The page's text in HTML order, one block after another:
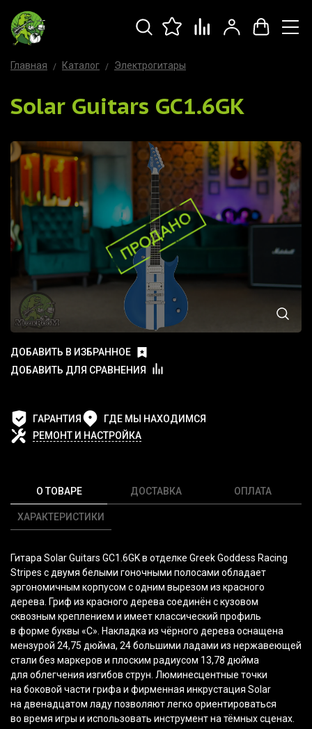
Главная Каталог Электрогитары
Solar Guitars GC1.6GK
ДОБАВИТЬ В ИЗБРАННОЕ
ДОБАВИТЬ ДЛЯ СРАВНЕНИЯ
ГАРАНТИЯ
ГДЕ МЫ НАХОДИМСЯ
РЕМОНТ И НАСТРОЙКА
О ТОВАРЕ
ХАРАКТЕРИСТИКИ
ДОСТАВКА ОПЛАТА
Гитара Solar Guitars GC1.6GK в отделке Greek Goddess Racing
Stripes с двумя белыми гоночными полосами обладает
эргономичным корпусом с одним вырезом из красного
дерева. Гриф из красного дерева соединён с кузовом
сквозным креплением и имеет классический профиль
в форме буквы «С». Накладка из чёрного дерева оснащена
мензурой 24,75 дюйма, 24 большими ладами из нержавеющей
стали без маркеров и плоским радиусом 13,78 дюйма
для облегчения изгибов струн. Люминесцентные точки
на боковой части грифа и фирменная инкрустация Solar
на двенадцатом ладу позволяют легко ориентироваться
во время игры и использовать инструмент на тёмных сценах.